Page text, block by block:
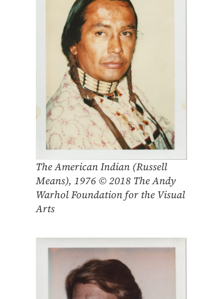
The American Indian (Russell
Means), 1976 © 2018 The Andy
Warhol Foundation for the Visual
Arts